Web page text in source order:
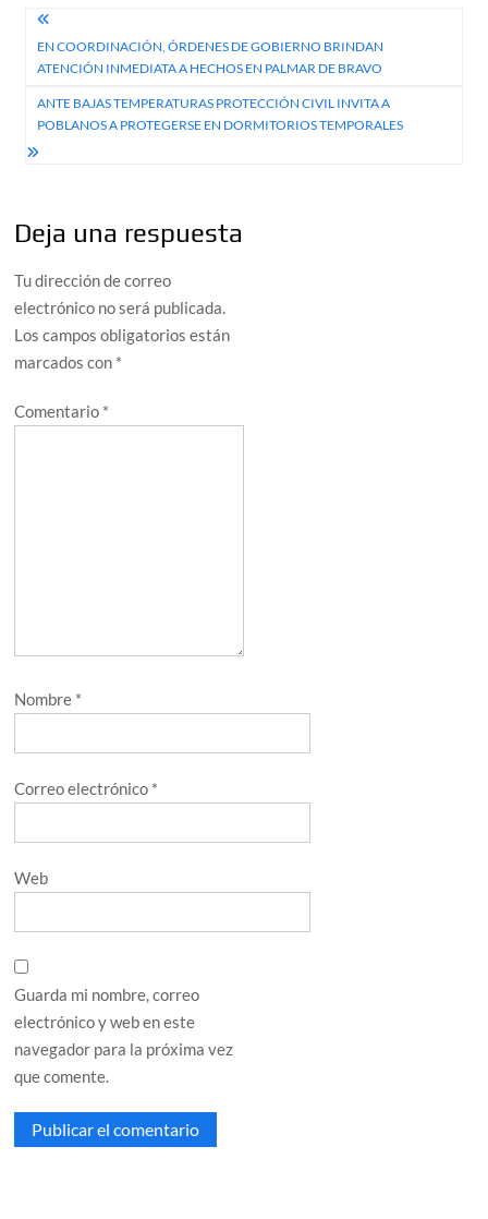
Navegación
de
entradas
EN COORDINACIÓN, ÓRDENES DE GOBIERNO BRINDAN
ATENCIÓN INMEDIATA A HECHOS EN PALMAR DE BRAVO
ANTE BAJAS TEMPERATURAS PROTECCIÓN CIVIL INVITA A
POBLANOS A PROTEGERSE EN DORMITORIOS TEMPORALES
Deja una respuesta
Tu dirección de correo
electrónico no será publicada.
Los campos obligatorios están
marcados con *
Comentario *
Nombre *
Correo electrónico *
Web
Guarda mi nombre, correo
electrónico y web en este
navegador para la próxima vez
que comente.